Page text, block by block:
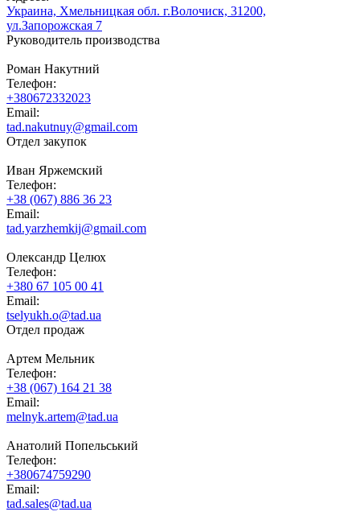
Украина, Хмельницкая обл. г.Волочиск, 31200,
ул.Запорожская 7
Руководитель производства
Роман Накутний
Телефон:
+380672332023
Email:
tad.nakutnuy@gmail.com
Отдел закупок
Иван Яржемский
Телефон:
+38 (067) 886 36 23
Email:
tad.yarzhemkij@gmail.com
Олександр Целюх
Телефон:
+380 67 105 00 41
Email:
tselyukh.o@tad.ua
Отдел продаж
Артем Мельник
Телефон:
+38 (067) 164 21 38
Email:
melnyk.artem@tad.ua
Анатолий Попельський
Телефон:
+380674759290
Email:
tad.sales@tad.ua